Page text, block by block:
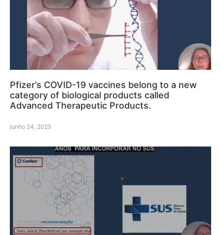
Pfizer’s COVID-19 vaccines belong to a new
category of biological products called
Advanced Therapeutic Products.
junho 24, 2025